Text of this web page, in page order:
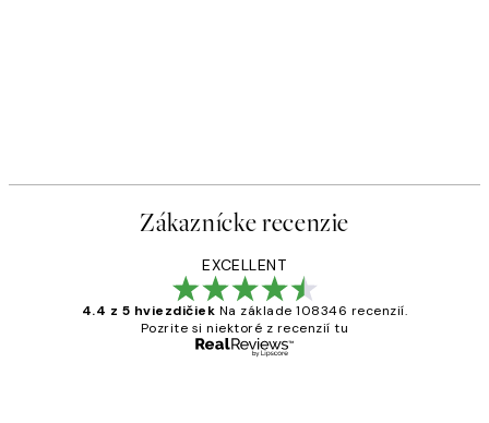
Zákaznícke recenzie
EXCELLENT
4.4 z 5 hviezdičiek Na základe 108346 recenzií.
Pozrite si niektoré z recenzií tu